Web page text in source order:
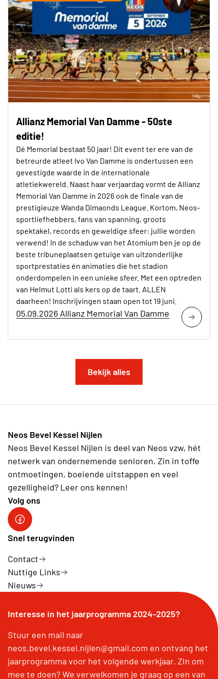
Allianz Memorial Van Damme - 50ste
editie!
Dé Memorial bestaat 50 jaar! Dit event ter ere van de
betreurde atleet Ivo Van Damme is ondertussen een
gevestigde waarde in de internationale
atletiekwereld. Naast haar verjaardag vormt de Allianz
Memorial Van Damme in 2026 ook de finale van de
prestigieuze Wanda Dimaonds League. Kortom, Neos-
sportliefhebbers, fans van spanning, groots
spektakel, records en geweldige sfeer: jullie worden
verwend! In de schaduw van het Atomium ben je op de
beste tribuneplaatsen getuige van uitzonderlijke
sportprestaties én animaties die het stadion
onderdompelen in een unieke sfeer. Met een optreden
van Helmut Lotti als kers op de taart. ALLEN
daarheen! Inschrijvingen staan open tot 19 juni.
05.09.2026 Allianz Memorial Van Damme
Bekijk alles
Neos Bevel Kessel Nijlen
Neos Bevel Kessel Nijlen is deel van Neos vzw, hét
netwerk van ondernemende senioren. Zin in toffe
ontmoetingen, boeiende uitstappen en veel
gezelligheid? Leer ons kennen!
Volg ons
Onze facebookpagina: Neos Bevel Kessel Nijlen
Snel terugvinden
Contact
Nuttige Links
Nieuws
Interesse in het jaarprogramma 2024-2025?
Stuur een mail naar
neos.bevel.kessel.nijlen@gmail.com en ontvang het
jaarprogramma voor het volgende werkjaar. Zin om
mee te doen? We verwelkomen je graag op een van